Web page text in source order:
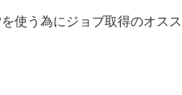
使う為にジョブ取得のオス